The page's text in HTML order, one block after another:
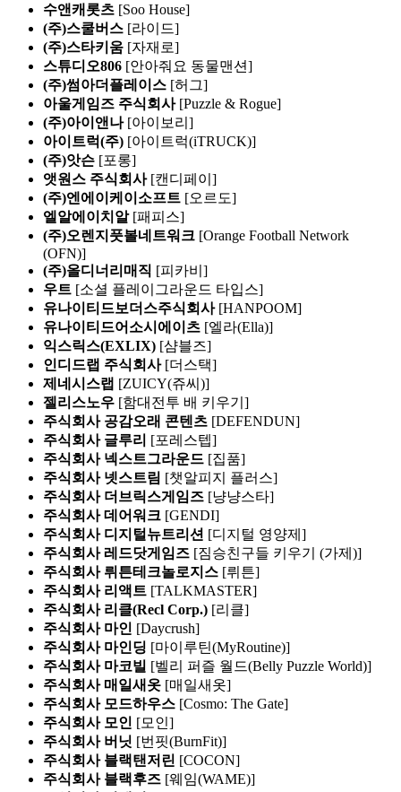
수앤캐롯츠 [Soo House]
(주)스쿨버스 [라이드]
(주)스타키움 [자재로]
스튜디오806 [안아줘요 동물맨션]
(주)썸아더플레이스 [허그]
아울게임즈 주식회사[Puzzle & Rogue]
(주)아이앤나[아이보리]
아이트럭(주) [아이트럭(iTRUCK)]
(주)앗슨 [포롱]
앳원스 주식회사[캔디페이]
(주)엔에이케이소프트 [오르도]
엘알에이치알[패피스]
(주)오렌지풋볼네트워크 [Orange Football Network
(OFN)]
(주)올디너리매직 [피카비]
우트 [소셜 플레이그라운드 타입스]
유나이티드보더스주식회사[HANPOOM]
유나이티드어소시에이츠 [엘라(Ella)]
익스릭스(EXLIX) [샴블즈]
인디드랩 주식회사[더스택]
제네시스랩 [ZUICY(쥬씨)]
젤리스노우 [함대전투 배 키우기]
주식회사 공감오래 콘텐츠 [DEFENDUN]
주식회사 글루리 [포레스텝]
주식회사 넥스트그라운드 [집품]
주식회사 넷스트림 [챗알피지 플러스]
주식회사 더브릭스게임즈 [냥냥스타]
주식회사 데어워크 [GENDI]
주식회사 디지털뉴트리션 [디지털 영양제]
주식회사 레드닷게임즈 [짐승친구들 키우기 (가제)]
주식회사 뤼튼테크놀로지스 [뤼튼]
주식회사 리액트 [TALKMASTER]
주식회사 리클(Recl Corp.) [리클]
주식회사 마인 [Daycrush]
주식회사 마인딩 [마이루틴(MyRoutine)]
주식회사 마코빌 [벨리 퍼즐 월드(Belly Puzzle World)]
주식회사 매일새옷 [매일새옷]
주식회사 모드하우스 [Cosmo: The Gate]
주식회사 모인 [모인]
주식회사 버닛 [번핏(BurnFit)]
주식회사 블랙탠저린 [COCON]
주식회사 블랙후즈 [웨임(WAME)]